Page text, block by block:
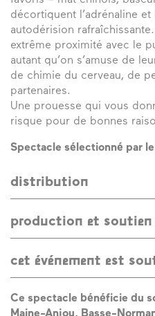
décortiquent l’adrénaline et
autodérision
extrême proximité avec le
autant qu’on s’amuse de
de chimie du cerveau, de
partenaires.
Une prouesse qui vous
risque pour de bonnes
Spectacle sélectionné par le
distribution
extérieurMarc Vittecoq/
/ diffusionClémence
production
Elsa Lemoine
–
Charles/ création lumières
production et soutien
par l’Avant courrier
Bretagne, Lannion (22) ; Le
cet événement est
Ce spectacle bénéficie du
Maine-Anjou, Basse-